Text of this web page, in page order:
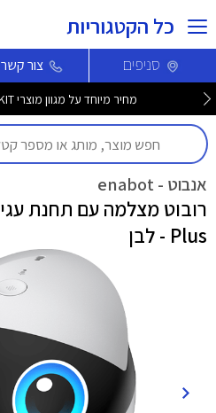
כל הקטגוריות
סניפים צור קשר
מחיר מיוחד על מגוון מוצרי PETKIT לחברי מועדון >>
אנבוט - enabot
Plus - לבן